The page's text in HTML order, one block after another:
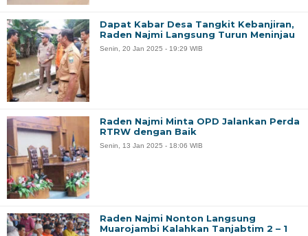
Dapat Kabar Desa Tangkit Kebanjiran,
Raden Najmi Langsung Turun Meninjau
Senin, 20 Jan 2025 - 19:29 WIB
Raden Najmi Minta OPD Jalankan Perda
RTRW dengan Baik
Senin, 13 Jan 2025 - 18:06 WIB
Raden Najmi Nonton Langsung
Muarojambi Kalahkan Tanjabtim 2 – 1